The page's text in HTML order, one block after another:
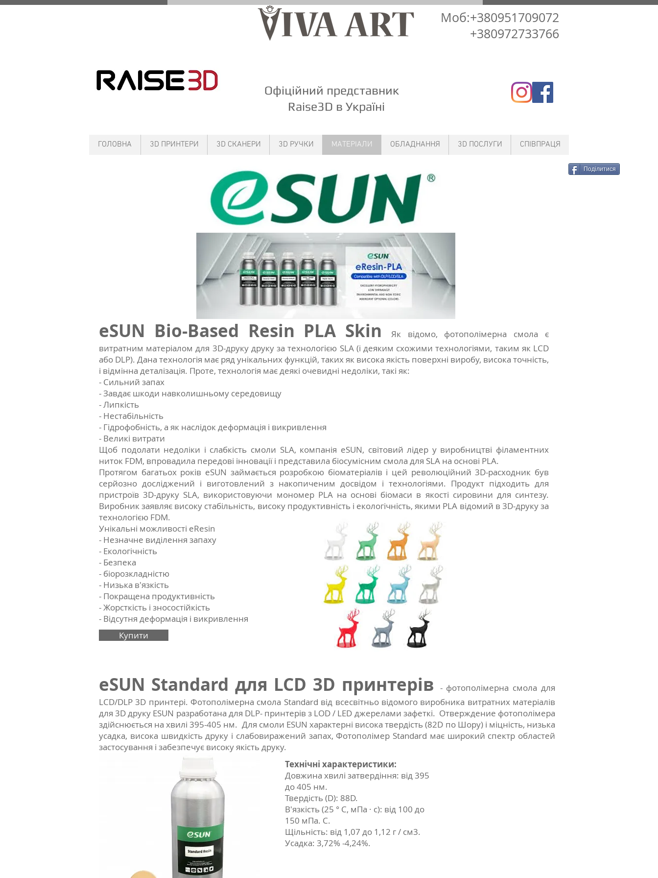
Моб:+380951709072
+380972733766
Офіційний представник
Raise3D в Україні
Поділитися
eSUN Bio-Based Resin PLA Skin
Як відомо, фотополімерна смола є
витратним матеріалом для 3D-друку друку за технологією SLA (і деяким схожими технологіями, таким як LCD
або DLP). Дана технологія має ряд унікальних функцій, таких як висока якість поверхні виробу, висока точність,
і відмінна деталізація. Проте, технологія має деякі очевидні недоліки, такі як:
- Сильний запах
- Завдає шкоди навколишньому середовищу
- Липкість
- Нестабільність
- Гідрофобність, а як наслідок деформація і викривлення
- Великі витрати
Щоб подолати недоліки і слабкість смоли SLA, компанія eSUN, світовий лідер у виробництві філаментних
ниток FDM, впровадила передові інновації і представила біосумісним смола для SLA на основі PLA.
Протягом багатьох років eSUN займається розробкою біоматеріалів і цей революційний 3D-расходник був
серйозно досліджений і виготовлений з накопиченим досвідом і технологіями. Продукт підходить для
пристроїв 3D-друку SLA, використовуючи мономер PLA на основі біомаси в якості сировини для синтезу.
Виробник заявляє високу стабільність, високу продуктивність і екологічність, якими PLA відомий в 3D-друку за
технологією FDM.
Унікальні можливості eResin
- Незначне виділення запаху
- Екологічність
- Безпека
- біорозкладністю
- Низька в'язкість
- Покращена продуктивність
- Жорсткість і зносостійкість
- Відсутня деформація і викривлення
Купити
eSUN Standard для LCD 3D принтерів
- фотополімерна смола для
LCD/DLP 3D принтері. Фотополімерна смола Standard від всесвітньо відомого виробника витратних матеріалів
для 3D друку ESUN pазработана для DLP- принтерів з LOD / LED джерелами зафеткі. Отверждение фотополімера
здійснюється на хвилі 395-405 нм. Для смоли ESUN характерні висока твердість (82D по Шору) і міцність, низька
усадка, висока швидкість друку і слабовиражений запах, Фотополімер Standard має широкий спектр областей
застосування і забезпечує високу якість друку.
Технічні характеристики:
Довжина хвилі затвердіння: від 395
до 405 нм.
Твердість (D): 88D.
В'язкість (25 ° C, мПа · с): від 100 до
150 мПа. С.
Щільність: від 1,07 до 1,12 г / см3.
Усадка: 3,72% -4,24%.
ГОЛОВНА 3D ПРИНТЕРИ 3D СКАНЕРИ 3D РУЧКИ МАТЕРІАЛИ ОБЛАДНАННЯ 3D ПОСЛУГИ СПІВПРАЦЯ